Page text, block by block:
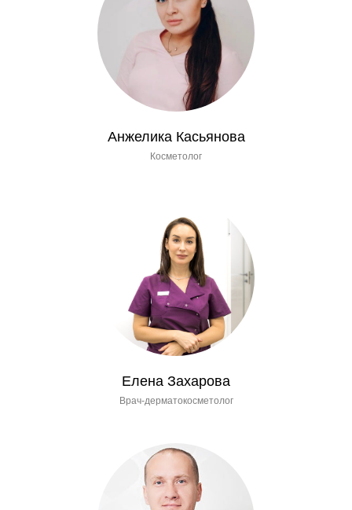
Анжелика Касьянова
Косметолог
Елена Захарова
Врач-дерматокосметолог